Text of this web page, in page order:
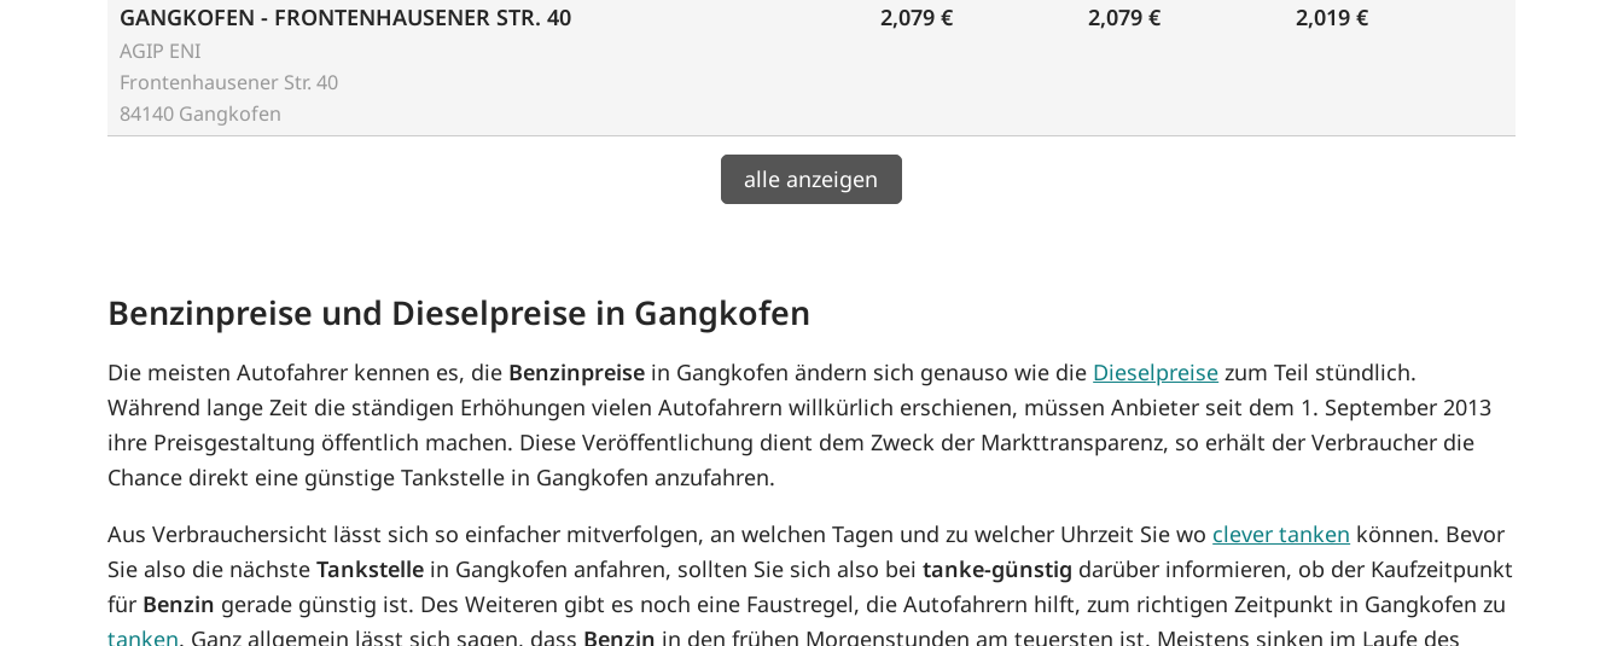
GANGKOFEN - FRONTENHAUSENER STR. 40
AGIP ENI
Frontenhausener Str. 40
84140 Gangkofen
2,079 € 2,079 € 2,019 €
alle anzeigen
Benzinpreise und Dieselpreise in Gangkofen
Die meisten Autofahrer kennen es, die Benzinpreise in Gangkofen ändern sich genauso wie die Dieselpreise zum Teil stündlich.
Während lange Zeit die ständigen Erhöhungen vielen Autofahrern willkürlich erschienen, müssen Anbieter seit dem 1. September 2013
ihre Preisgestaltung öffentlich machen. Diese Veröffentlichung dient dem Zweck der Markttransparenz, so erhält der Verbraucher die
Chance direkt eine günstige Tankstelle in Gangkofen anzufahren.
Aus Verbrauchersicht lässt sich so einfacher mitverfolgen, an welchen Tagen und zu welcher Uhrzeit Sie wo clever tanken können. Bevor
Sie also die nächsteTankstelle in Gangkofen anfahren, sollten Sie sich also beitanke-günstig darüber informieren, ob der Kaufzeitpunkt
für Benzin gerade günstig ist. Des Weiteren gibt es noch eine Faustregel, die Autofahrern hilft, zum richtigen Zeitpunkt in Gangkofen zu
tanken. Ganz allgemein lässt sich sagen, dass Benzin in den frühen Morgenstunden am teuersten ist. Meistens sinken im Laufe des